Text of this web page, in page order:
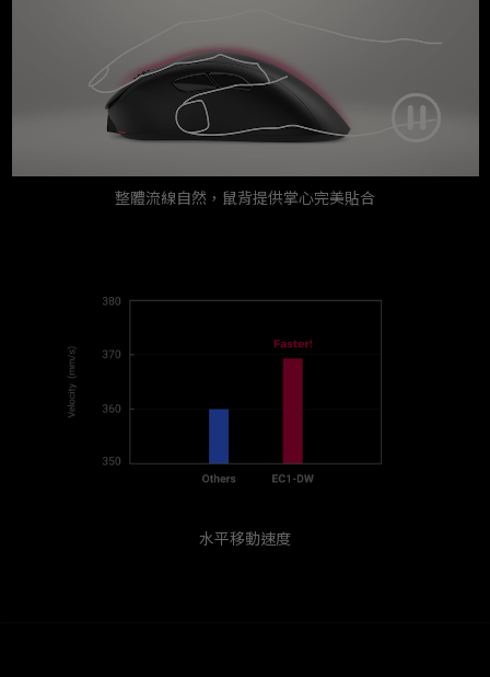
整體流線自然，鼠背提供掌心完美貼合
水平移動速度